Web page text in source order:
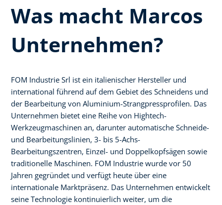
Was macht Marcos
Unternehmen?
FOM Industrie Srl ist ein italienischer Hersteller und
international führend auf dem Gebiet des Schneidens und
der Bearbeitung von Aluminium-Strangpressprofilen. Das
Unternehmen bietet eine Reihe von Hightech-
Werkzeugmaschinen an, darunter automatische Schneide-
und Bearbeitungslinien, 3- bis 5-Achs-
Bearbeitungszentren, Einzel- und Doppelkopfsägen sowie
traditionelle Maschinen. FOM Industrie wurde vor 50
Jahren gegründet und verfügt heute über eine
internationale Marktpräsenz. Das Unternehmen entwickelt
seine Technologie kontinuierlich weiter, um die